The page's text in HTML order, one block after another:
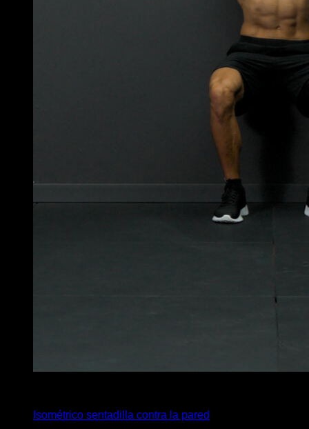
Isométrico sentadilla contra la pared